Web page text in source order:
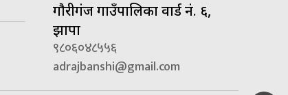
गाैरीगंज गाउँपालिका वार्ड नं. ६,
झापा
९८०६०४८५५६
adrajbanshi@gmail.com